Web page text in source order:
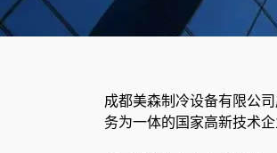
成都美森制冷设备有限公
务为一体的国家高新技术